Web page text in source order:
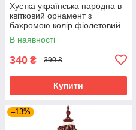
Хустка українська народна в
квітковий орнамент з
бахромою колір фіолетовий
110*110
В наявності
340 ₴ 390 ₴
Купити
–13%